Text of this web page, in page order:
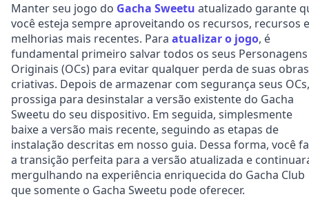
Manter seu jogo do Gacha Sweetu atualizado garante
você esteja sempre aproveitando os recursos, recursos e
melhorias mais recentes. Para atualizar o jogo, é
fundamental primeiro salvar todos os seus Personagens
Originais (OCs) para evitar qualquer perda de suas obras
criativas. Depois de armazenar com segurança seus OCs,
prossiga para desinstalar a versão existente do Gacha
Sweetu do seu dispositivo. Em seguida, simplesmente
baixe a versão mais recente, seguindo as etapas de
instalação descritas em nosso guia. Dessa forma, você
a transição perfeita para a versão atualizada e
mergulhando na experiência enriquecida do Gacha Club
que somente o Gacha Sweetu pode oferecer.